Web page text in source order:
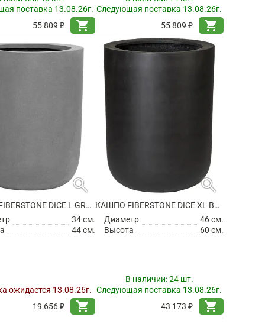
поставка 13.08.26г.
55 809 ₽
shopping_cart
Следующая поставка 13.08.26г.
55 809 ₽
shopping_cart
search
КАШПО FIBERSTONE DICE L GREY
34 см.
44 см.
ожидается 13.08.26г.
19 656 ₽
shopping_cart
search
КАШПО FIBERSTONE DICE XL BLACK
Диаметр
46 см.
Высота
60 см.
В наличии:24 шт.
Следующая поставка 13.08.26г.
43 173 ₽
shopping_cart